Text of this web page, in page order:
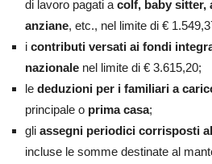
di lavoro pagati a colf, baby sitter,
anziane, etc., nel limite di €
i contributi versati ai fondi
nazionale nel limite di € 3.615,20;
le deduzioni per i familiari a
principale o prima casa;
gli assegni periodici corrisposti
incluse le somme destinate al